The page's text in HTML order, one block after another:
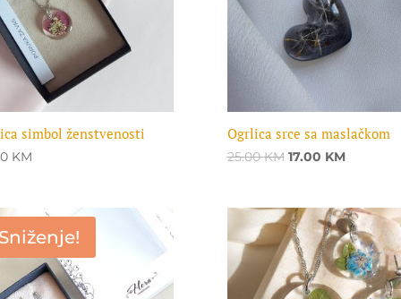
simbol ženstvenosti
KM
Ogrlica srce sa maslačkom
25.00KM Original
25.00 KM.
17.00 KMCurrent
17.00 KM.
Sniženje!